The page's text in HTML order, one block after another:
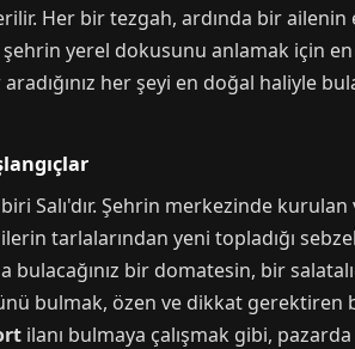
Her bir tezgah, ardında bir
yerel dokusunu anlamak için
her şeyi en doğal haliyle
Salı'dır. Şehrin merkezinde kurulan
tarlalarından yeni topladığı
bir domatesin, bir
bulmak, özen ve dikkat
ilanı bulmaya çalışmak gibi,